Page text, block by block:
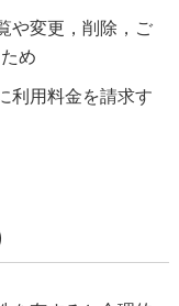
や変更，削除，ご
め
利用料金を請求す